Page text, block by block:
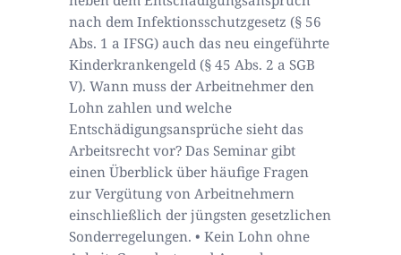
nach dem Infektionsschutzgesetz (§ 56
Abs. 1 a IFSG) auch das neu eingeführte
Kinderkrankengeld (§ 45 Abs. 2 a SGB
V). Wann muss der Arbeitnehmer den
Lohn zahlen und welche
Entschädigungsansprüche sieht das
Arbeitsrecht vor? Das Seminar gibt
einen Überblick über häufige Fragen
zur Vergütung von Arbeitnehmern
einschließlich der jüngsten gesetzlichen
Sonderregelungen. • Kein Lohn ohne